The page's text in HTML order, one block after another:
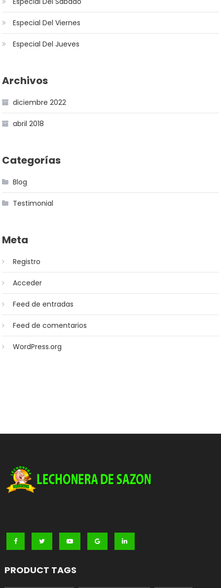
Especial Del Viernes
Especial Del Jueves
Archivos
diciembre 2022
abril 2018
Categorías
Blog
Testimonial
Meta
Registro
Acceder
Feed de entradas
Feed de comentarios
WordPress.org
PRODUCT TAGS